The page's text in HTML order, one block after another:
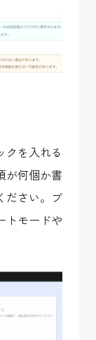
クを入れる
が何個か書
ださい。ブ
トモードや